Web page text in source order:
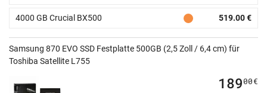
4000 GB Crucial BX500 519.00 €
Samsung 870 EVO SSD Festplatte 500GB (2,5 Zoll / 6,4 cm) für
Toshiba Satellite L755
18900€